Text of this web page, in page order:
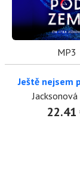
MP3
Ještě nejsem
22.41